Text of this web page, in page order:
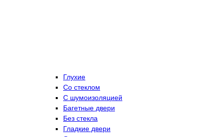
Глухие
Со стеклом
C шумоизоляцией
Багетные двери
Без стекла
Гладкие двери